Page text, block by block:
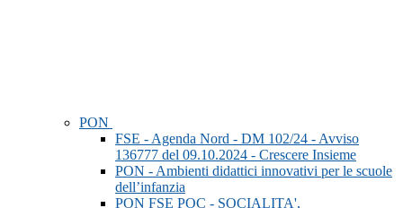
PON
FSE - Agenda Nord - DM 102/24 - Avviso
136777 del 09.10.2024 - Crescere Insieme
PON - Ambienti didattici innovativi per le scuole
dell’infanzia
PON FSE POC - SOCIALITA',